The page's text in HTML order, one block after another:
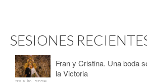
SESIONES
Fran y Cristina. Una boda
la Victoria